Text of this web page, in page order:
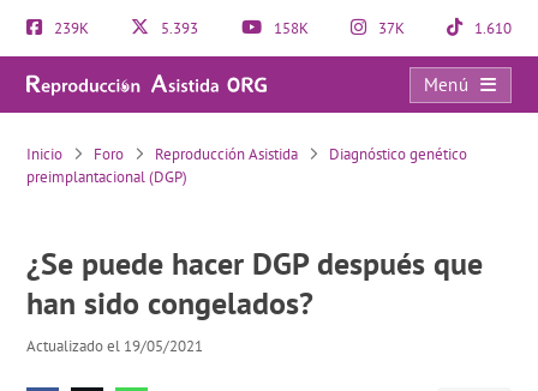
239K 5.393 158K 37K 1.610
Menú
¿Se puede hacer DGP después que han sido congelados?
Inicio Foro Reproducción Asistida
Diagnóstico genético
preimplantacional (DGP)
¿Se puede hacer DGP después que
han sido congelados?
Actualizado el 19/05/2021